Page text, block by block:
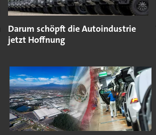
Darum schöpft die Autoindustrie
jetzt Hoffnung